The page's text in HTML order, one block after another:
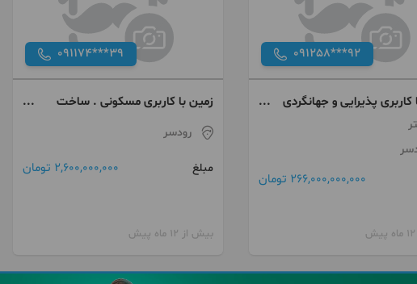
091258***92
کاربری پذیرایی و جهانگردی
خدماتی
266,000,000,000 تومان
091174***39
زمین با کاربری مسکونی . ساخت
رودسر
مبلغ 2,600,000,000 تومان
بیش از 12 ماه پیش